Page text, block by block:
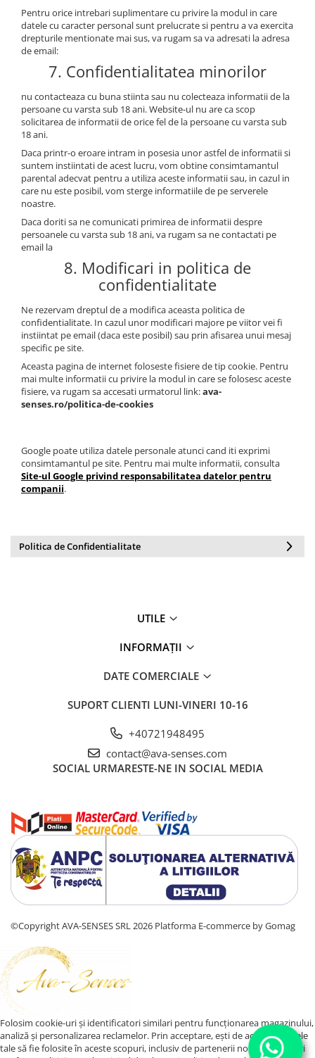
Pentru orice intrebari suplimentare cu privire la modul in care
datele cu caracter personal sunt prelucrate si pentru a va exercita
drepturile mentionate mai sus, va rugam sa va adresati la adresa
de email:
7. Confidentialitatea minorilor
nu contacteaza cu buna stiinta sau nu colecteaza informatii de la
persoane cu varsta sub 18 ani. Website-ul nu are ca scop
solicitarea de informatii de orice fel de la persoane cu varsta sub
18 ani.
Daca printr-o eroare intram in posesia unor astfel de informatii si
suntem instiintati de acest lucru, vom obtine consimtamantul
parental adecvat pentru a utiliza aceste informatii sau, in cazul in
care nu este posibil, vom sterge informatiile de pe serverele
noastre.
Daca doriti sa ne comunicati primirea de informatii despre
persoanele cu varsta sub 18 ani, va rugam sa ne contactati pe
email la
8. Modificari in politica de
confidentialitate
Ne rezervam dreptul de a modifica aceasta politica de
confidentialitate. In cazul unor modificari majore pe viitor vei fi
instiintat pe email (daca este posibil) sau prin afisarea unui mesaj
specific pe site.
Aceasta pagina de internet foloseste fisiere de tip cookie. Pentru
mai multe informatii cu privire la modul in care se folosesc aceste
fisiere, va rugam sa accesati urmatorul link:ava-
senses.ro/politica-de-cookies
Google poate utiliza datele personale atunci cand iti exprimi
consimtamantul pe site. Pentru mai multe informatii, consulta
Site-ul Google privind responsabilitatea datelor pentru
companii.
Politica de Confidentialitate
UTILE
INFORMAȚII
DATE COMERCIALE
SUPORT CLIENTI LUNI-VINERI 10-16
+40721948495
contact@ava-senses.com
SOCIAL URMARESTE-NE IN SOCIAL MEDIA
©Copyright AVA-SENSES SRL 2026 Platforma E-commerce by Gomag
Folosim cookie-uri și identificatori similari pentru funcționarea magazinului,
analiză și personalizarea reclamelor. Prin acceptare, ești de acord ca datele
tale să fie folosite în aceste scopuri, inclusiv de partenerii noștri publicitari